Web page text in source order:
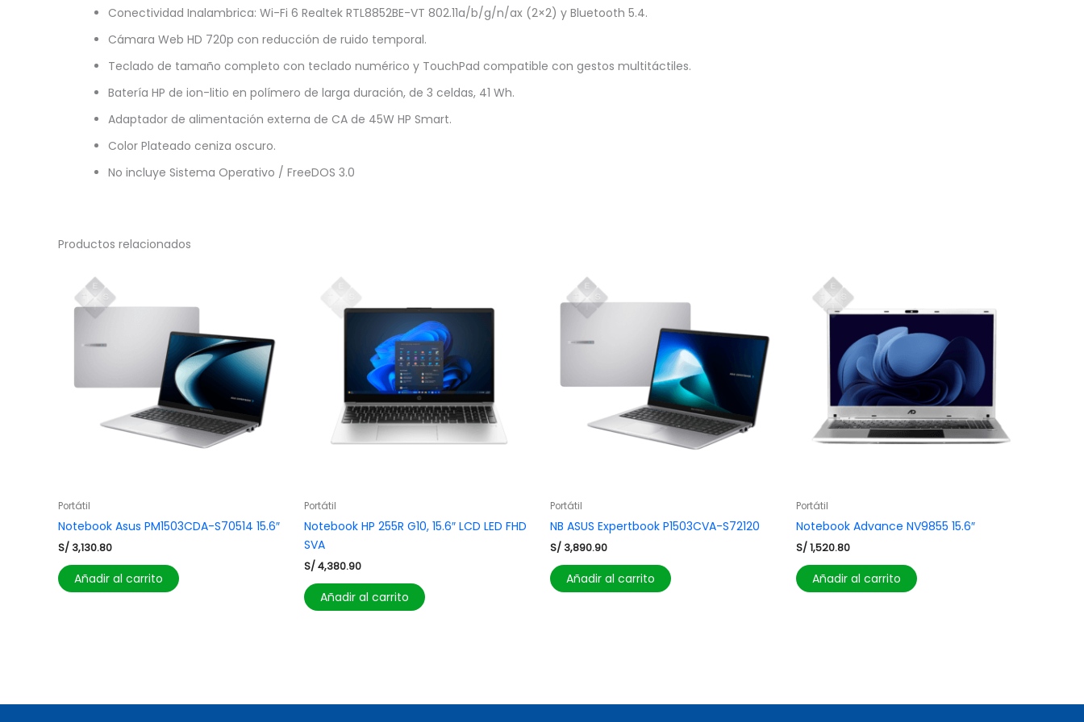
Conectividad Inalambrica: Wi-Fi 6 Realtek RTL8852BE-VT 802.11a/b/g/n/ax (2×2) y Bluetooth 5.4.
Cámara Web HD 720p con reducción de ruido temporal.
Teclado de tamaño completo con teclado numérico y TouchPad compatible con gestos multitáctiles.
Batería HP de ion-litio en polímero de larga duración, de 3 celdas, 41 Wh.
Adaptador de alimentación externa de CA de 45W HP Smart.
Color Plateado ceniza oscuro.
No incluye Sistema Operativo / FreeDOS 3.0
Productos relacionados
Portátil
Notebook Asus PM1503CDA-S70514 15.6″
S/ 3,130.80
Añadir al carrito
Portátil
Notebook HP 255R G10, 15.6″ LCD LED FHD
SVA
S/4,380.90
Añadir al carrito
Portátil
NB ASUS Expertbook P1503CVA-S72120
S/ 3,890.90
Añadir al carrito
Portátil
Notebook Advance NV9855 15.6″
S/1,520.80
Añadir al carrito